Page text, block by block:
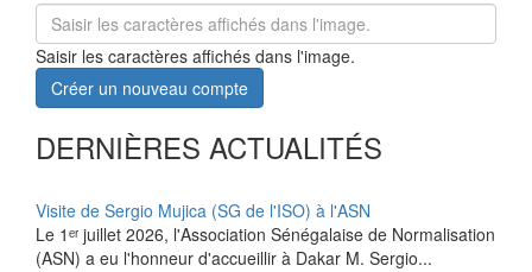
Saisir les caractères affichés dans l'image.
Créer un nouveau compte
DERNIÈRES ACTUALITÉS
Visite de Sergio Mujica (SG de l'ISO) à l'ASN
Le 1ᵉʳ juillet 2026, l'Association Sénégalaise de Normalisation
(ASN) a eu l'honneur d'accueillir à Dakar M. Sergio...